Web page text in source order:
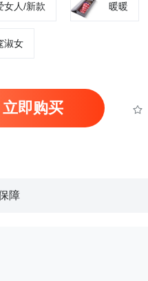
女人/新款 暖暖
淑女
立即购买
障